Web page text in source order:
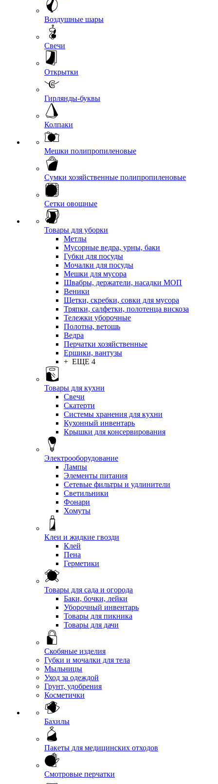
Воздушные шары
Свечи
Открытки
Гирлянды-буквы
Колпаки
Мешки полипропиленовые
Сумки хозяйственные полипропиленовые
Сетки овощные
Товары для уборки
Метлы
Мусорные ведра, урны, баки
Губки для посуды
Мочалки для посуды
Мешки для мусора
Швабры, держатели, насадки МОП
Веники
Щетки, скребки, совки для мусора
Тряпки, салфетки, полотенца вискоза
Тележки уборочные
Полотна, ветошь
Ведра
Перчатки хозяйственные
Ершики, вантузы
+ ЕЩЕ 4
Товары для кухни
Свечи
Скатерти
Системы хранения для кухни
Кухонный инвентарь
Крышки для консервирования
Электрооборудование
Лампы
Элементы питания
Сетевые фильтры и удлинители
Светильники
Фонари
Хомуты
Клеи и жидкие гвозди
Клей
Пена
Герметики
Товары для сада и огорода
Баки, бочки, лейки
Уборочный инвентарь
Товары для пикника
Товары для дачи
Скобяные изделия
Губки и мочалки для тела
Мыльницы
Уход за одеждой
Грунт, удобрения
Косметички
Бахилы
Пакеты для медицинских отходов
Смотровые перчатки